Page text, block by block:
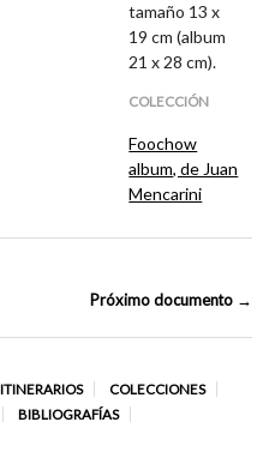
tamaño 13 x
19 cm (album
21 x 28 cm).
COLECCIÓN
Foochow
album, de Juan
Mencarini
Próximo documento →
ITINERARIOS
COLECCIONES
BIBLIOGRAFÍAS